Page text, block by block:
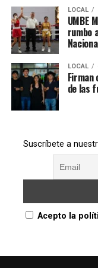
LOCAL
UMBE
rumbo
LOCAL
de las
Suscríbete a
Acepto la